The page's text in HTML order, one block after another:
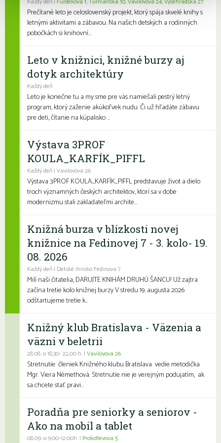
Prečítané leto je celoslovenský projekt, ktorý spája skvelé knihy s
letnými aktivitami a zábavou. Na našich detských a rodinných
pobočkách si knihovní...
Leto v knižnici, knižné burzy aj
dotyk architektúry
Každý deň
Leto je konečne tu a my sme pre vás namiešali pestrý letný
program, ktorý zaženie akúkoľvek nudu. Či už hľadáte zábavu
pre deti, čítanie na kúpalisko ...
Výstava 3PROF
KOULA_KARFÍK_PIFFL
Každý deň | Vavilovova 26
Výstava 3PROF KOULA_KARFÍK_PIFFL predstavuje život a dielo
troch významných českých architektov, ktorí sa v dobe
modernizmu stali zakladateľmi archite...
Knižná burza v blízkosti novej
knižnice na Fedinovej 7 - 3. kolo- 19.
08. 2026
Každý deň | Detské ihrisko Fedinova 7
Milí naši čitatelia, DARUJTE KNIHÁM DRUHÚ ŠANCU! Už zajtra
začína tretie kolo knižnej burzy V stredu 19. augusta 2026
odštartujeme tretie k...
Knižný klub Bratislava - Väzenia a
väzni v beletrii
28.08. o 18,30- 22,00 h. | Vavilovova 26
Stretnutie členiek Knižného klubu Bratislava vedie metodička
Mgr. Viera Némethová. Stretnutie nie je verejným podujatím, ak
sa chcete stať pravi...
Poradňa pre seniorky a seniorov -
Ako na mobil a tablet
08.09. o 9:00-12:00h. | Prokofievova 5